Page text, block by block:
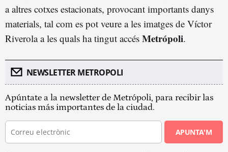
a altres cotxes estacionats, provocant importants danys
materials, tal com es pot veure a les imatges de Víctor
Riverola a les quals ha tingut accés Metrópoli.
NEWSLETTER METROPOLI
Apúntate a la newsletter de Metrópoli, para recibir las
noticias más importantes de la ciudad.
APUNTA'M